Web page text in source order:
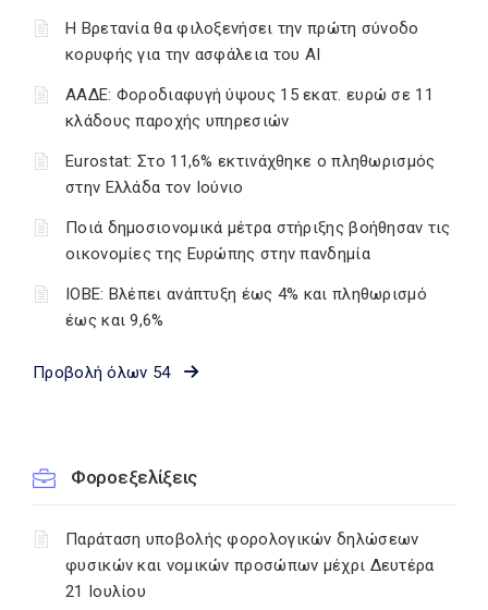
Η Βρετανία θα φιλοξενήσει την πρώτη σύνοδο
κορυφής για την ασφάλεια του ΑΙ
ΑΑΔΕ: Φοροδιαφυγή ύψους 15 εκατ. ευρώ σε 11
κλάδους παροχής υπηρεσιών
Eurostat: Στο 11,6% εκτινάχθηκε ο πληθωρισμός
στην Ελλάδα τον Ιούνιο
Ποιά δημοσιονομικά μέτρα στήριξης βοήθησαν τις
οικονομίες της Ευρώπης στην πανδημία
ΙΟΒΕ: Βλέπει ανάπτυξη έως 4% και πληθωρισμό
έως και 9,6%
Προβολή όλων 54
Φοροεξελίξεις
Παράταση υποβολής φορολογικών δηλώσεων
φυσικών και νομικών προσώπων μέχρι Δευτέρα
21 Ιουλίου